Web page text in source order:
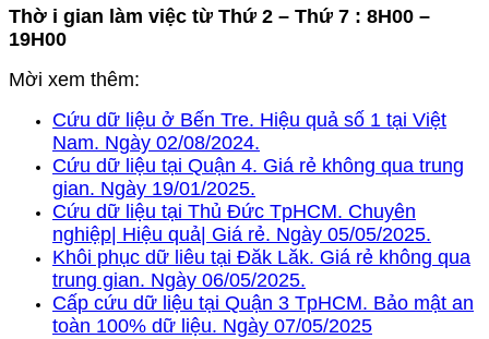
Thờ i gian làm việc từ Thứ 2 – Thứ 7 : 8H00 –
19H00
Mời xem thêm:
Cứu dữ liệu ở Bến Tre. Hiệu quả số 1 tại Việt
Nam. Ngày 02/08/2024.
Cứu dữ liệu tại Quận 4. Giá rẻ không qua trung
gian. Ngày 19/01/2025.
Cứu dữ liệu tại Thủ Đức TpHCM. Chuyên
nghiệp| Hiệu quả| Giá rẻ. Ngày 05/05/2025.
Khôi phục dữ liêu tại Đăk Lăk. Giá rẻ không qua
trung gian. Ngày 06/05/2025.
Cấp cứu dữ liệu tại Quận 3 TpHCM. Bảo mật an
toàn 100% dữ liệu. Ngày 07/05/2025